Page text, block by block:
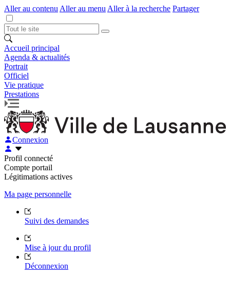
Aller au contenu Aller au menu Aller à la recherche Partager
Accueil principal
Agenda & actualités
Portrait
Officiel
Vie pratique
Prestations
Connexion
Profil connecté
Compte portail
Légitimations actives
Ma page personnelle
Suivi des demandes
Mise à jour du profil
Déconnexion